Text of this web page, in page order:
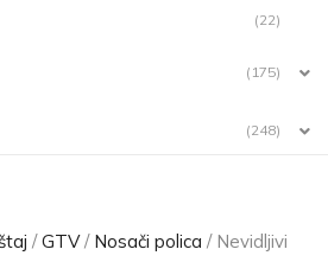
(22)
(175)
(248)
/GTV/ Nosači polica / Nevidljivi